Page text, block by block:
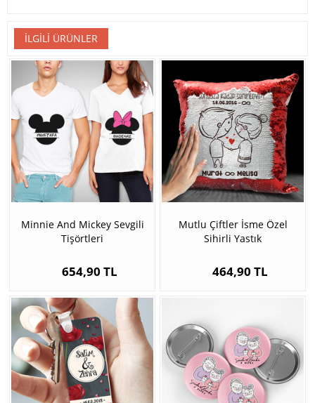
İLGILI ÜRÜNLER
Minnie And Mickey Sevgili
Tişörtleri
654,90 TL
Mutlu Çiftler İsme Özel
Sihirli Yastık
464,90 TL